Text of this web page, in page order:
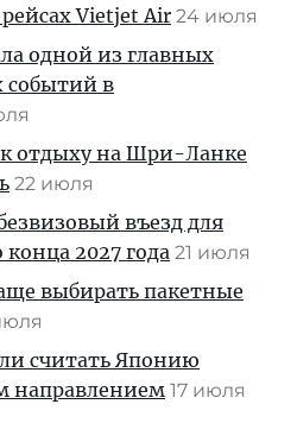
Vietjet Air 24 июля
одной из главных
событий в
к отдыху на Шри-Ланке
22 июля
въезд для
2027 года 21 июля
выбирать пакетные
считать Японию
направлением 17 июля